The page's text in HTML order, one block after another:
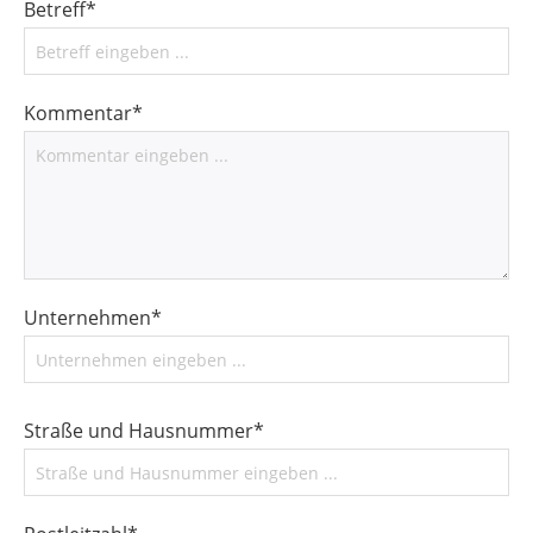
Betreff*
Kommentar*
Unternehmen*
Straße und Hausnummer*